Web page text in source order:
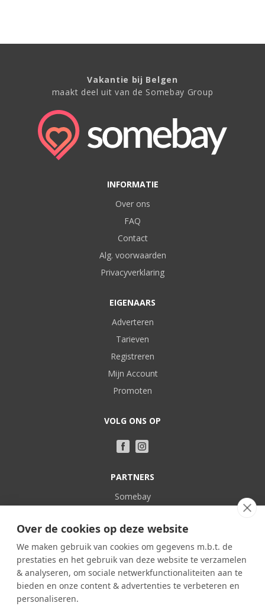
Over de cookies op deze website
We maken gebruik van cookies om gegevens m.b.t. de
prestaties en het gebruik van deze website te verzamelen
& analyseren, om sociale netwerkfunctionaliteiten aan te
bieden en onze content & advertenties te verbeteren en
personaliseren.
Vakantie bij Belgen
maakt deel uit van de Somebay Group
INFORMATIE
Over ons
FAQ
Contact
Alg. voorwaarden
Privacyverklaring
EIGENAARS
Adverteren
Tarieven
Registreren
Mijn Account
Promoten
VOLG ONS OP
PARTNERS
Somebay
POPULAIR
Frankrijk
Spanje